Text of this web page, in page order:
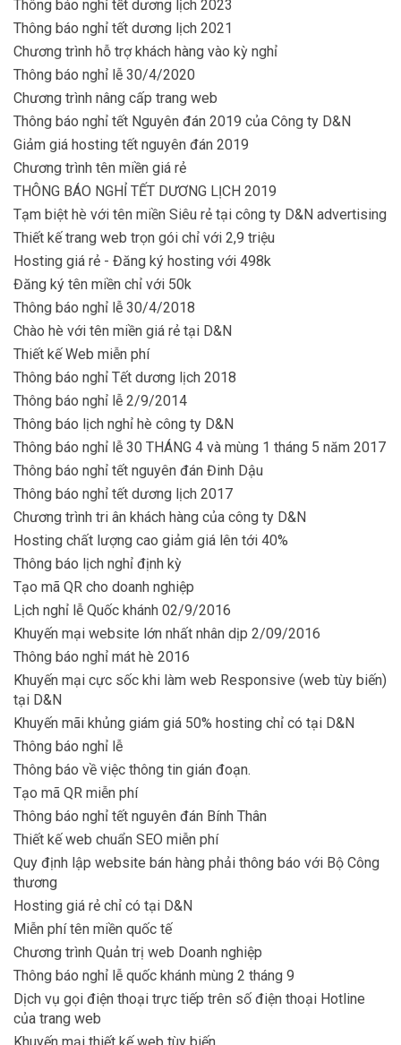
Thông báo nghỉ tết dương lịch 2023
Thông báo nghỉ tết dương lịch 2021
Chương trình hỗ trợ khách hàng vào kỳ nghỉ
Thông báo nghỉ lễ 30/4/2020
Chương trình nâng cấp trang web
Thông báo nghỉ tết Nguyên đán 2019 của Công ty D&N
Giảm giá hosting tết nguyên đán 2019
Chương trình tên miền giá rẻ
THÔNG BÁO NGHỈ TẾT DƯƠNG LỊCH 2019
Tạm biệt hè với tên miền Siêu rẻ tại công ty D&N advertising
Thiết kế trang web trọn gói chỉ với 2,9 triệu
Hosting giá rẻ - Đăng ký hosting với 498k
Đăng ký tên miền chỉ với 50k
Thông báo nghỉ lễ 30/4/2018
Chào hè với tên miền giá rẻ tại D&N
Thiết kế Web miễn phí
Thông báo nghỉ Tết dương lịch 2018
Thông báo nghỉ lễ 2/9/2014
Thông báo lịch nghỉ hè công ty D&N
Thông báo nghỉ lễ 30 THÁNG 4 và mùng 1 tháng 5 năm 2017
Thông báo nghỉ tết nguyên đán Đinh Dậu
Thông báo nghỉ tết dương lịch 2017
Chương trình tri ân khách hàng của công ty D&N
Hosting chất lượng cao giảm giá lên tới 40%
Thông báo lịch nghỉ định kỳ
Tạo mã QR cho doanh nghiệp
Lịch nghỉ lễ Quốc khánh 02/9/2016
Khuyến mại website lớn nhất nhân dịp 2/09/2016
Thông báo nghỉ mát hè 2016
Khuyến mại cực sốc khi làm web Responsive (web tùy biến)
tại D&N
Khuyến mãi khủng giám giá 50% hosting chỉ có tại D&N
Thông báo nghỉ lễ
Thông báo về việc thông tin gián đoạn.
Tạo mã QR miễn phí
Thông báo nghỉ tết nguyên đán Bính Thân
Thiết kế web chuẩn SEO miễn phí
Quy định lập website bán hàng phải thông báo với Bộ Công
thương
Hosting giá rẻ chỉ có tại D&N
Miễn phí tên miền quốc tế
Chương trình Quản trị web Doanh nghiệp
Thông báo nghỉ lễ quốc khánh mùng 2 tháng 9
Dịch vụ gọi điện thoại trực tiếp trên số điện thoại Hotline
của trang web